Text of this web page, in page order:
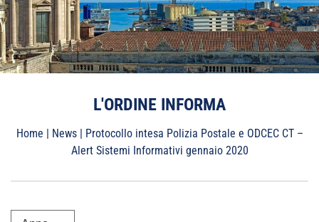
L'ORDINE INFORMA
Home | News| Protocollo intesa Polizia Postale e ODCEC CT –
Alert Sistemi Informativi gennaio 2020